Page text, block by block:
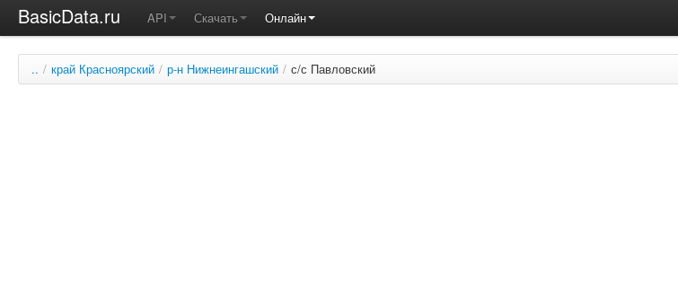
BasicData.ru API Скачать Онлайн
.. / край Красноярский / р-н Нижнеингашский / с/с Павловский